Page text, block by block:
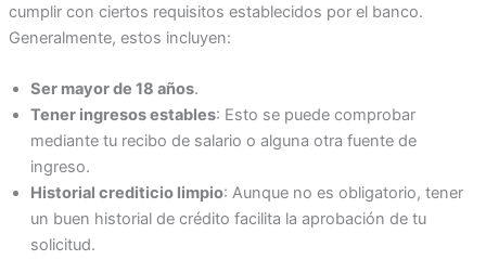
cumplir con ciertos requisitos establecidos por el banco.
Generalmente, estos incluyen:
Ser mayor de 18 años.
Tener ingresos estables: Esto se puede comprobar
mediante tu recibo de salario o alguna otra fuente de
ingreso.
Historial crediticio limpio: Aunque no es obligatorio, tener
un buen historial de crédito facilita la aprobación de tu
solicitud.